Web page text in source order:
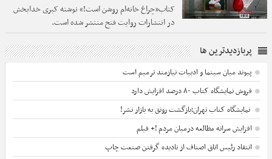
کتاب«چراغ خانه‌ام روشن است!» نوشته کبری خدابخش
در انتشارات روایت فتح منتشر شده است.
پربازدیدترین ها
پیوند میان سینما و ادبیات نیازمند ترمیم است
فروش نمایشگاه کتاب ۸۰ درصد افزایش دارد
نمایشگاه کتاب تهران؛بازگشت رونق به بازار نشر!
افزایش سرانه مطالعه درمیان مردم !+ فیلم
انتقاد رئیس اتاق اصناف از نادیده گرفتن صنعت چاپ